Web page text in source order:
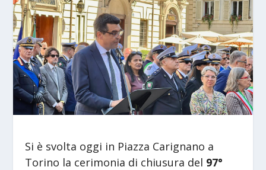
Si è svolta oggi in Piazza Carignano a
Torino la cerimonia di chiusura del 97°